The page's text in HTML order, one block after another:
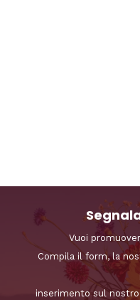
Vuoi
Compila il form, la
inserimento sul